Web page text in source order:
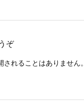
ぞ
されることはありません。